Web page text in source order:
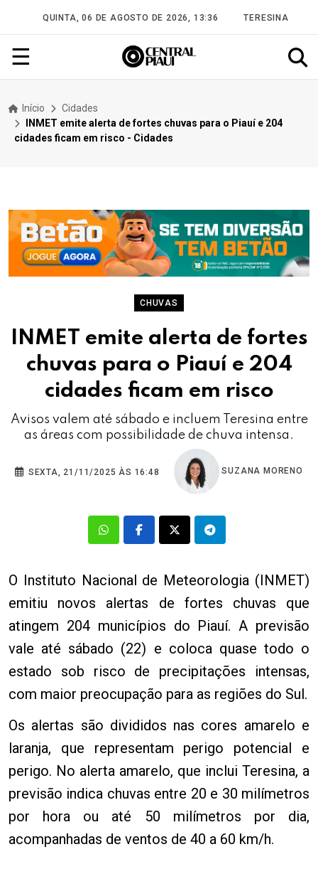
QUINTA, 06 DE AGOSTO DE 2026, 13:36 TERESINA
☰
Início
Cidades
INMET emite alerta de fortes chuvas para o Piauí e 204
cidades ficam em risco - Cidades
CHUVAS
INMET emite alerta de fortes
chuvas para o Piauí e 204
cidades ficam em risco
Avisos valem até sábado e incluem Teresina entre
as áreas com possibilidade de chuva intensa.
SEXTA, 21/11/2025 ÀS 16:48 SUZANA MORENO
O Instituto Nacional de Meteorologia (INMET)
emitiu novos alertas de fortes chuvas que
atingem 204 municípios do Piauí. A previsão
vale até sábado (22) e coloca quase todo o
estado sob risco de precipitações intensas,
com maior preocupação para as regiões do Sul.
Os alertas são divididos nas cores amarelo e
laranja, que representam perigo potencial e
perigo. No alerta amarelo, que inclui Teresina, a
previsão indica chuvas entre 20 e 30 milímetros
por hora ou até 50 milímetros por dia,
acompanhadas de ventos de 40 a 60 km/h.